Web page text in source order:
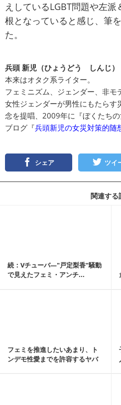
えしているLGBT問題や左
根となっていると感じ、筆
た。
兵頭 新児（ひょうどう しんじ）
本来はオタク系ライター。
フェミニズム、ジェンダー、非モ
女性ジェンダーが男性にもたらす
念を提唱、2009年に『ぼくたちの
ブログ『兵頭新児の女災対策的随
シェア ツイ
関連する
続：Vチューバ―"戸定梨香"騒動
で見えたフェミ・アンチ...
フェミを推進したいあまり、ト
ンデモ性愛までを許容するヤバ